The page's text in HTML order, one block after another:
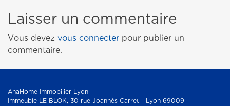
Laisser un commentaire
Vous devez vous connecter pour publier un
commentaire.
AnaHome Immobilier Lyon
Immeuble LE BLOK, 30 rue Joannès Carret - Lyon 69009